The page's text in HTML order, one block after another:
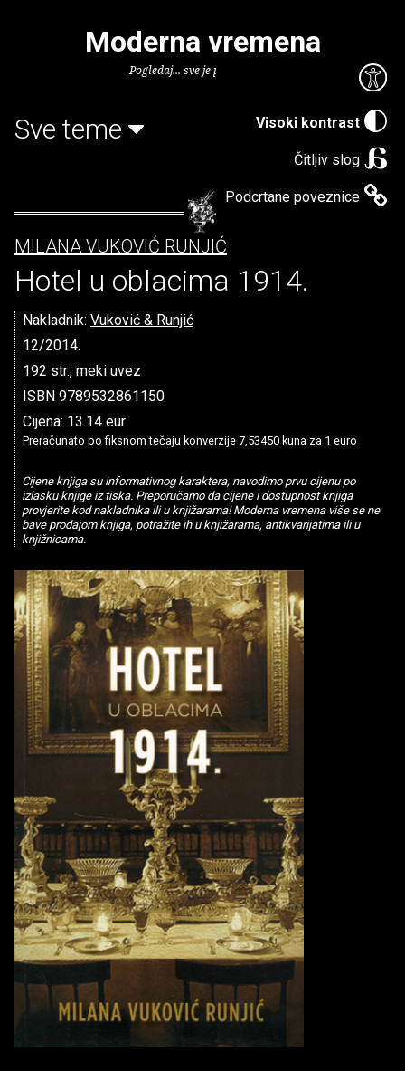
Visoki kontrast
Čitljiv slog
Podcrtane poveznice
Moderna vremena
Pogledaj... sve je puno knjiga.
Sve teme
MILANA VUKOVIĆ RUNJIĆ
Hotel u oblacima 1914.
Nakladnik: Vuković & Runjić
12/2014.
192 str., meki uvez
ISBN 9789532861150
Cijena: 13.14 eur
Preračunato po fiksnom tečaju konverzije 7,53450 kuna za 1 euro
Cijene knjiga su informativnog karaktera, navodimo prvu cijenu po
izlasku knjige iz tiska. Preporučamo da cijene i dostupnost knjiga
provjerite kod nakladnika ili u knjižarama! Moderna vremena više se ne
bave prodajom knjiga, potražite ih u knjižarama, antikvarijatima ili u
knjižnicama.